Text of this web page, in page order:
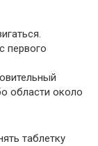
первого
области около
таблетку